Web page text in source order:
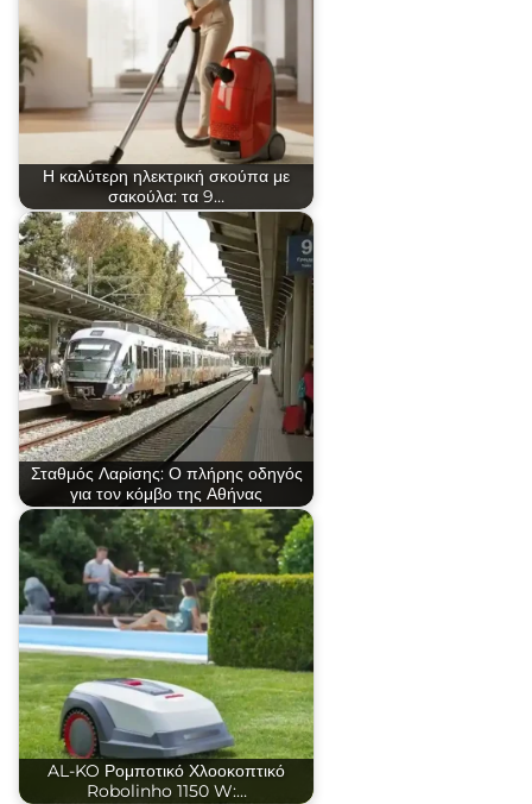
Η καλύτερη ηλεκτρική σκούπα με
σακούλα: τα 9…
Σταθμός Λαρίσης: Ο πλήρης οδηγός
για τον κόμβο της Αθήνας
AL-KO Ρομποτικό Χλοοκοπτικό
Robolinho 1150 W:…